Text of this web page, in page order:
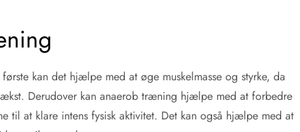
kan det hjælpe med at øge muskelmasse og styrke, da
Derudover kan anaerob træning hjælpe med at forbedre
til at klare intens fysisk aktivitet. Det kan også hjælpe med at